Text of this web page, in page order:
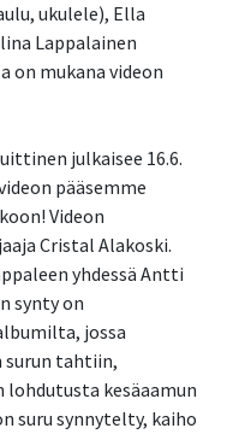
ukulele), Ella
Lappalainen
on mukana videon
julkaisee 16.6.
pääsemme
Videon
Cristal Alakoski.
yhdessä Antti
synty on
jossa
surun tahtiin,
lohdutusta kesäaamun
suru synnytelty, kaiho